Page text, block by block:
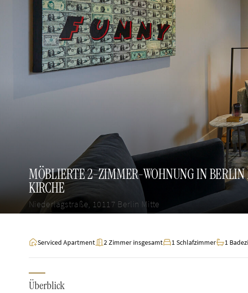
MÖBLIERTE 2-ZIMMER-WOHNUNG IN BERLIN
KIRCHE
Niederlagstraße, 10117 Berlin Mitte
Serviced Apartment 2 Zimmer insgesamt 1 Schlafzimmer 1
Überblick